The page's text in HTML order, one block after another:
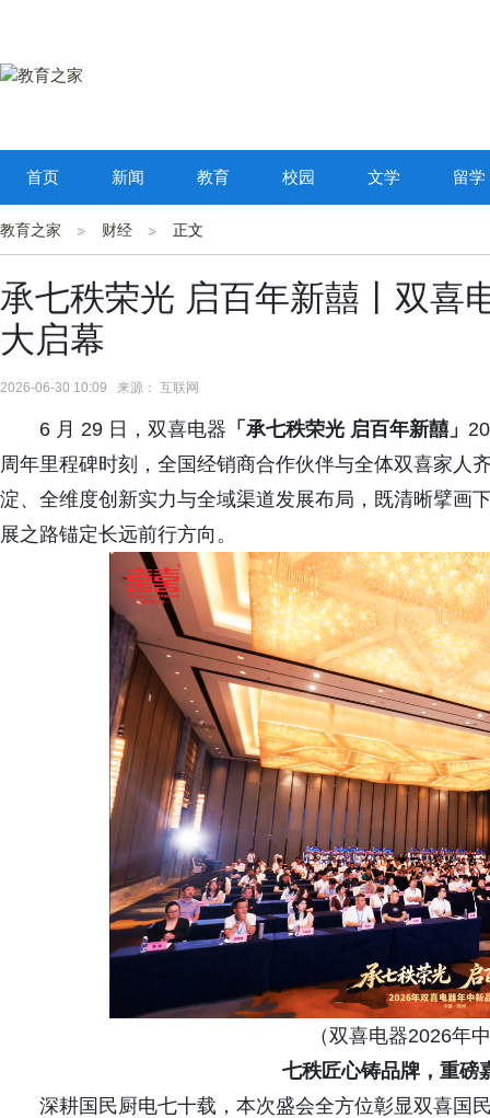
首页 新闻 教育 校园 文学 留学
教育之家 财经 正文
承七秩荣光 启百年新囍丨双喜
大启幕
2026-06-30 10:09 来源： 互联网
6 月 29 日，双喜电器 「承七秩荣光 启百年新囍」
周年里程碑时刻，全国经销商合作伙伴与全体双喜家人
淀、全维度创新实力与全域渠道发展布局，既清晰擘画
展之路锚定长远前行方向。
（双喜电器2026年
七秩匠心铸品牌，重磅
深耕国民厨电七十载，本次盛会全方位彰显双喜国